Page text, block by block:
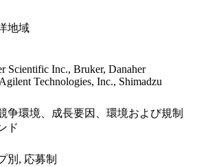
地域
Scientific Inc., Bruker, Danaher
Technologies, Inc., Shimadzu
争環境、成長要因、環境および規制
ド
別, 応募制